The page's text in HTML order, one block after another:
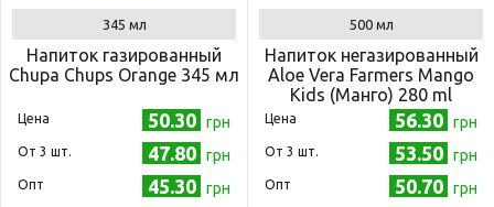
345 мл
Напиток газированный
Chupa Chups Orange 345 мл
Цена 50.30 грн
Oт 3 шт. 47.80 грн
Опт 45.30 грн
500 мл
Напиток негазированный
Aloe Vera Farmers Mango
Kids (Манго) 280 ml
Цена 56.30 грн
Oт 3 шт. 53.50 грн
Опт 50.70 грн